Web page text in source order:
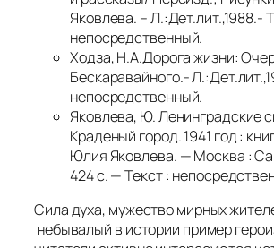
Яковлева. – Л.:Дет.лит.,1988.-
непосредственный.
Ходза, Н.А.Дорога жизни:
Бескаравайного.-
непосредственный.
Яковлева, Ю. Ленинградские
Краденый город. 1941 год :
Юлия Яковлева. — Москва :
424 с. — Текст :
Сила духа, мужество мирных
небывалый в истории пример